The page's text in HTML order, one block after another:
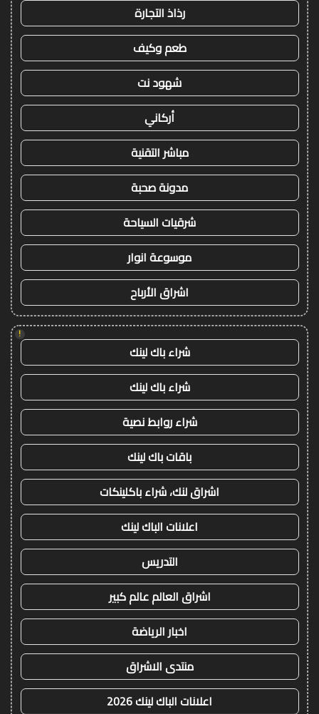
رذاذ التجارة
طعم وكيف
شهود نت
أركاني
مباشر التقنية
مدونة صحبة
شرقيات السياحة
موسوعة انوار
اشراق الأرباح
!
شراء باك لينك
شراء باك لينك
شراء روابط نصية
باقات باك لينك
اشراق لنك، شراء باكلينكات
اعلانات الباك لينك
التدريس
اشراق العالم عالم كبير
اخبار الرياضة
منتدى الاشراق
اعلانات الباك لينك 2026